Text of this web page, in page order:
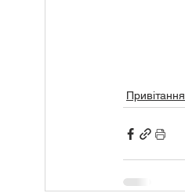
Привітання